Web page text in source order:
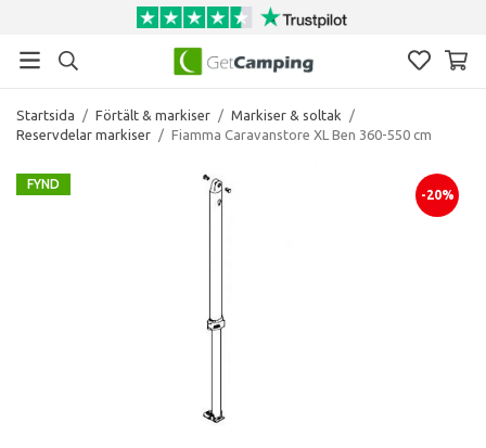
Startsida / Förtält & markiser / Markiser & soltak
/
Reservdelar markiser / Fiamma Caravanstore XL Ben 360-550 cm
FYND
-20%